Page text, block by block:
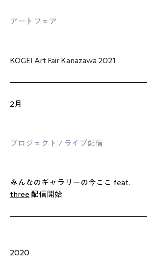
アートフェア
KOGEI Art Fair Kanazawa 2021
2月
プロジェクト / ライブ配信
みんなのギャラリーの今ここ feat.
three 配信開始
2020